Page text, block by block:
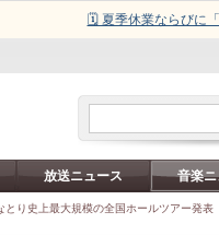
🗓️ 夏季休業ならびに
放送ニュース 音楽
とり史上最大規模の全国ホールツアー発表